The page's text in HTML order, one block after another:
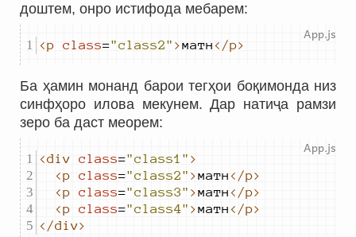
доштем, онро истифода мебарем:
<p class="class2" >матн </p>
Ба ҳамин монанд барои тегҳои боқимонда низ
синфҳоро илова мекунем. Дар натиҷа рамзи
зеро ба даст меорем:
<div class="class1" >
<p class="class2" >матн </p>
<p class="class3" >матн </p>
<p class="class4" >матн </p>
</div>